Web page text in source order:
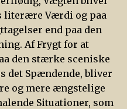
literære Værdi og paa
end paa den
Af Frygt for at
den stærke sceniske
det Spændende, bliver
og mere ængstelige
Situationer, som